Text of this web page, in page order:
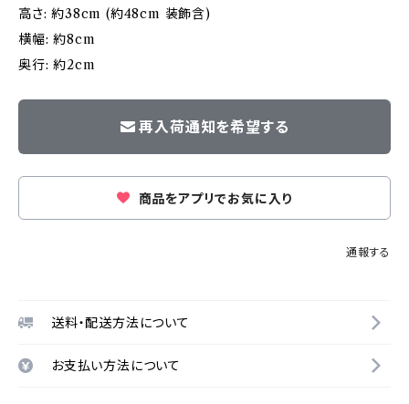
高さ: 約38cm (約48cm 装飾含)
横幅: 約8cm
奥行: 約2cm
再入荷通知を希望する
商品をアプリでお気に入り
通報する
送料・配送方法について
お支払い方法について